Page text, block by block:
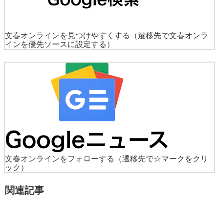
文春オンラインを見つけやすくする
（遷移先で文春オンラ
インを優先ソースに設定する）
文春オンラインをフォローする
（遷移先で☆マークをクリ
ック）
関連記事